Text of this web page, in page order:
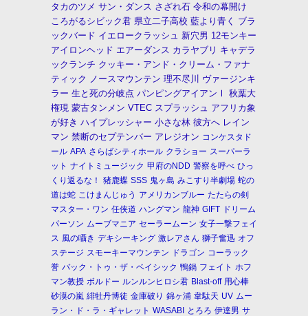
タカのツメ サン・ダンス さざれ石 令和の幕開け
ころがるシビック君 県立二子高校 藍より青く ブラ
ックバード イエロークラッシュ 新穴男 12モンキー
アイロンヘッド エアーダンス カラヤブリ キャデラ
ックランチ クッキー・アンド・クリーム・ファナ
ティック ノースマウンテン 理不尽川
ヴァージンキ
ラー 生と死の分岐点 パンピングアイアンⅠ
秋葉大
権現 蒙古タンメン VTEC スプラッシュ アフリカ象
が好き ハイプレッシャー 小さな林 彼方へ レイン
マン 禁断のセプテンバー アレジオン コンケスタド
ール APA さらばシティホール クラショー スーパーラ
ット ナイトミュージック 甲府のNDD 警察を呼べ ひっ
くり返るな！
猪鹿蝶 SSS 鬼ヶ島 みこすり半劇場 蛇の
道は蛇 こけまんじゅう アメリカンブルー たたらの剣
マスター・ワン 任侠道 ハングマン 龍神 GIFT ドリーム
パーソン ムーブマニア セーラームーン 女子一撃フェイ
ス 風の囁き デキシーキング 激レアさん 獅子奮迅 オフ
ステージ スモーキーマウンテン ドラゴン コーラック
誉 バック・トゥ・ザ・ベイシック 鴨鍋 フェイト ホフ
マン教授 ボルドー ルンルンヒロシ君 Blast-off 用心棒
砂漠の嵐 緋牡丹博徒 金庫破り 錦ヶ浦 韋駄天 UV ムー
ラン・ド・ラ・ギャレット WASABI とろろ 伊達男 サ